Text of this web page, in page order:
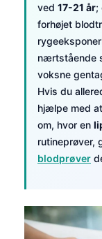
ved 17-21 år;
forhøjet
nærtstående
voksne
Hvis du
hjælpe med
om, hvor en
rutineprøver,
blodprøver